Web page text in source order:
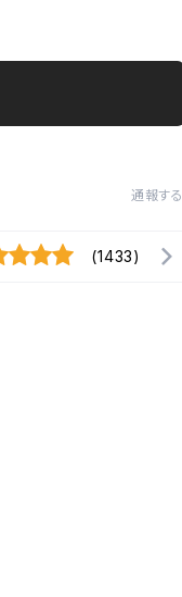
通報する
(1433)